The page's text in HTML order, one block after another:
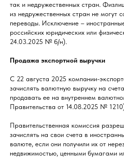
так и недружественных стран.
из недружественных стран не могут
переводы. Исключение –
российских юридических или
24.03.2025 № б/н).
Продажа экспортной выручки
С 22 августа 2025 компании-
зачислять валютную выручку на
продавать ее на внутреннем
Правительства от 14.08.2025 №
Правительственная комиссия
зачислять на свои счета в
валюте, если они получили их от
недвижимостью, ценными бумагами